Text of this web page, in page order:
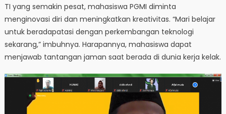
TI yang semakin pesat, mahasiswa PGMI diminta
menginovasi diri dan meningkatkan kreativitas. “Mari belajar
untuk beradapatasi dengan perkembangan teknologi
sekarang,” imbuhnya. Harapannya, mahasiswa dapat
menjawab tantangan jaman saat berada di dunia kerja kelak.